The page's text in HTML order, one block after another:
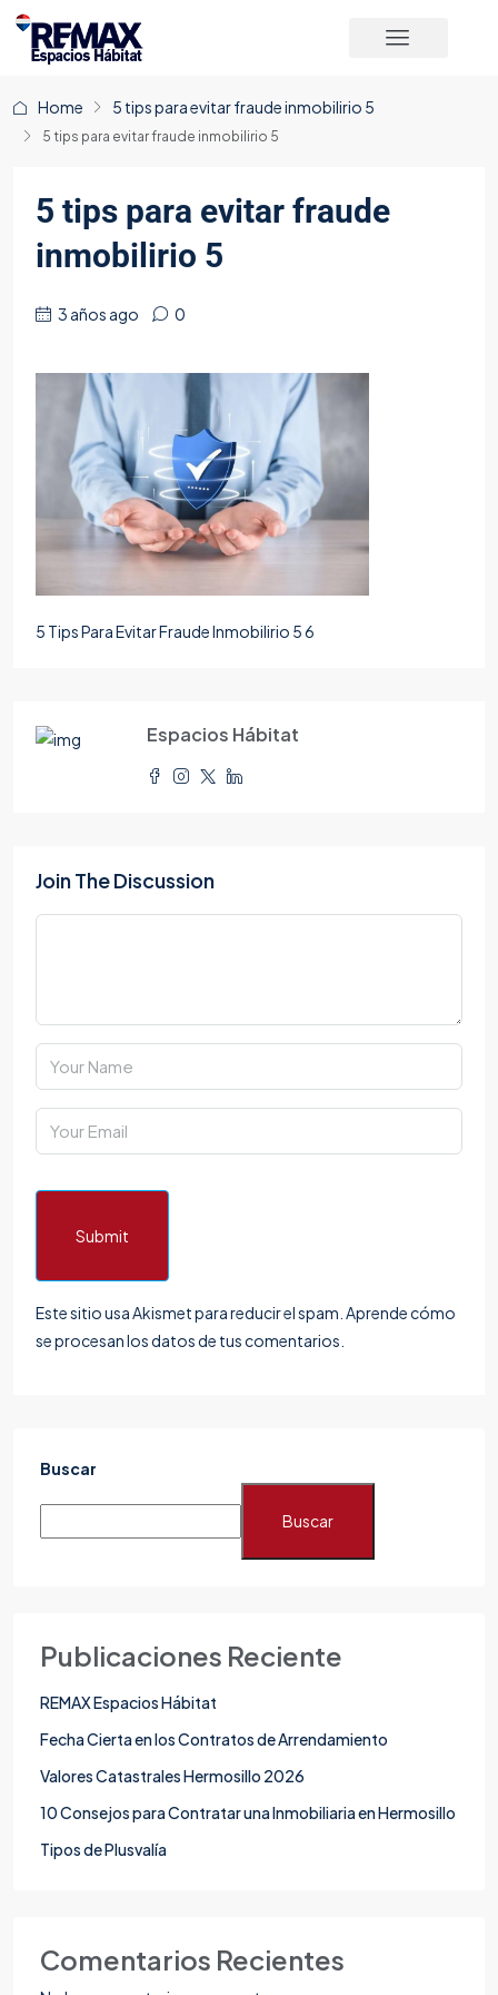
Home 5 tips para evitar fraude inmobilirio 5
5 tips para evitar fraude inmobilirio 5
5 tips para evitar fraude
inmobilirio 5
3 años ago 0
5 Tips Para Evitar Fraude Inmobilirio 5 6
Espacios Hábitat
Join The Discussion
Submit
Este sitio usa Akismet para reducir el spam. Aprende cómo
se procesan los datos de tus comentarios.
Buscar
Buscar
Publicaciones Reciente
REMAX Espacios Hábitat
Fecha Cierta en los Contratos de Arrendamiento
Valores Catastrales Hermosillo 2026
10 Consejos para Contratar una Inmobiliaria en Hermosillo
Tipos de Plusvalía
Comentarios Recientes